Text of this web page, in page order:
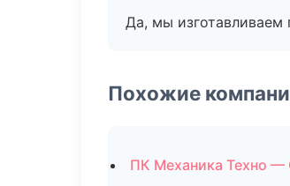
Да, мы изготавливаем
Похожие
ПК Механика Техно —